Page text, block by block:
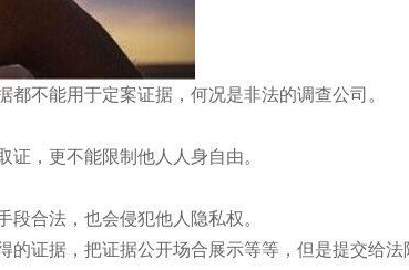
不能用于定案证据，何况是非法的调查公司。
，更不能限制他人人身自由。
合法，也会侵犯他人隐私权。
据，把证据公开场合展示等等，但是提交给法